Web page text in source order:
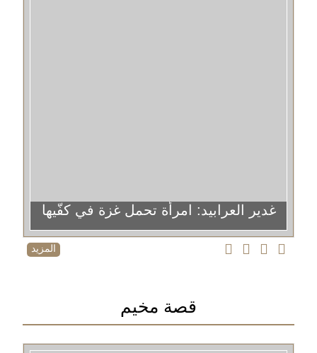
غدير العرابيد: امرأة تحمل غزة في كفّيها
المزيد
قصة مخيم